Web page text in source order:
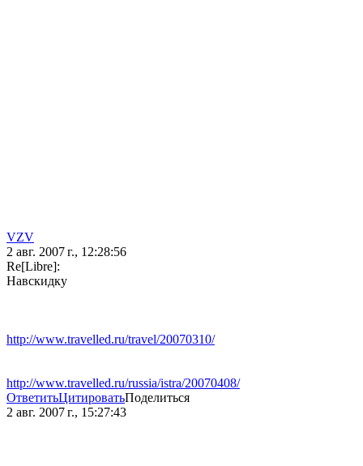
VZV
2 авг. 2007 г., 12:28:56
Re[Libre]:
Навскидку
http://www.travelled.ru/travel/20070310/
http://www.travelled.ru/russia/istra/20070408/
ОтветитьЦитироватьПоделиться
2 авг. 2007 г., 15:27:43